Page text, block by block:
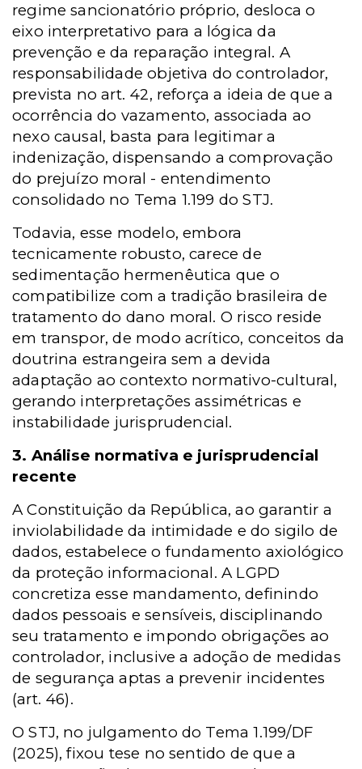
regime sancionatório próprio, desloca o
eixo interpretativo para a lógica da
prevenção e da reparação integral. A
responsabilidade objetiva do controlador,
prevista no art. 42, reforça a ideia de que a
ocorrência do vazamento, associada ao
nexo causal, basta para legitimar a
indenização, dispensando a comprovação
do prejuízo moral - entendimento
consolidado no Tema 1.199 do STJ.
Todavia, esse modelo, embora
tecnicamente robusto, carece de
sedimentação hermenêutica que o
compatibilize com a tradição brasileira de
tratamento do dano moral. O risco reside
em transpor, de modo acrítico, conceitos da
doutrina estrangeira sem a devida
adaptação ao contexto normativo-cultural,
gerando interpretações assimétricas e
instabilidade jurisprudencial.
3. Análise normativa e jurisprudencial
recente
A Constituição da República, ao garantir a
inviolabilidade da intimidade e do sigilo de
dados, estabelece o fundamento axiológico
da proteção informacional. A LGPD
concretiza esse mandamento, definindo
dados pessoais e sensíveis, disciplinando
seu tratamento e impondo obrigações ao
controlador, inclusive a adoção de medidas
de segurança aptas a prevenir incidentes
(art. 46).
O STJ, no julgamento do Tema 1.199/DF
(2025), fixou tese no sentido de que a